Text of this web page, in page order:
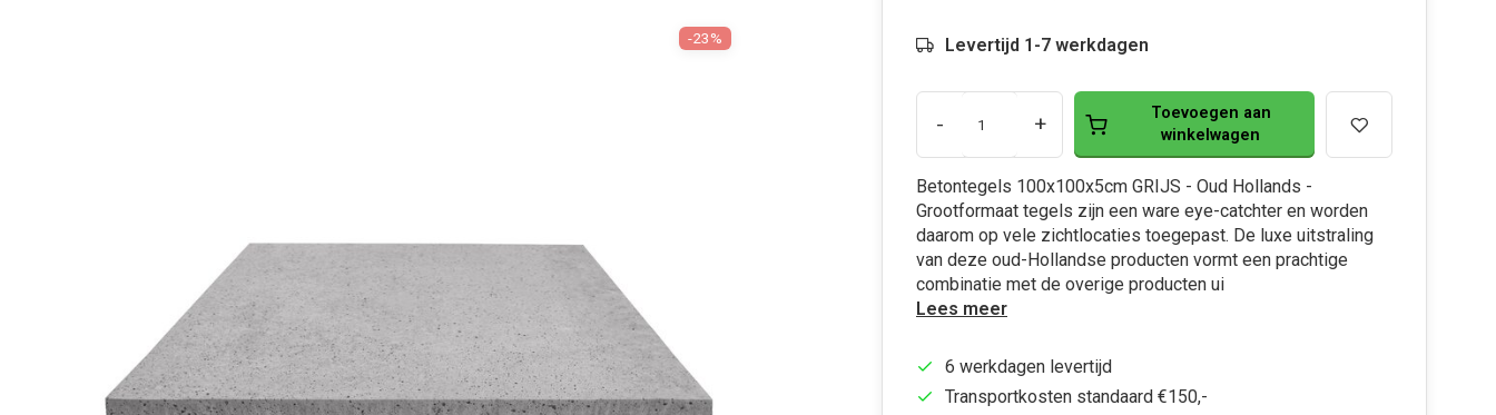
-23% Levertijd 1-7 werkdagen
- +
Toevoegen aan
winkelwagen
Betontegels 100x100x5cm GRIJS - Oud Hollands -
Grootformaat tegels zijn een ware eye-catchter en worden
daarom op vele zichtlocaties toegepast. De luxe uitstraling
van deze oud-Hollandse producten vormt een prachtige
combinatie met de overige producten ui
Lees meer
6 werkdagen levertijd
Transportkosten standaard €150,-